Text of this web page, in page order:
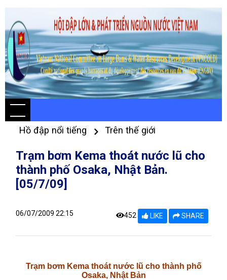
Hồ đập nổi tiếng Trên thế giới
Trạm bơm Kema thoát nước lũ cho
thành phố Osaka, Nhật Bản.
[05/7/09]
06/07/2009 22:15 452 LIKE SHARE
Trạm bơm Kema thoát nước lũ cho thành phố
Osaka, Nhật Bản